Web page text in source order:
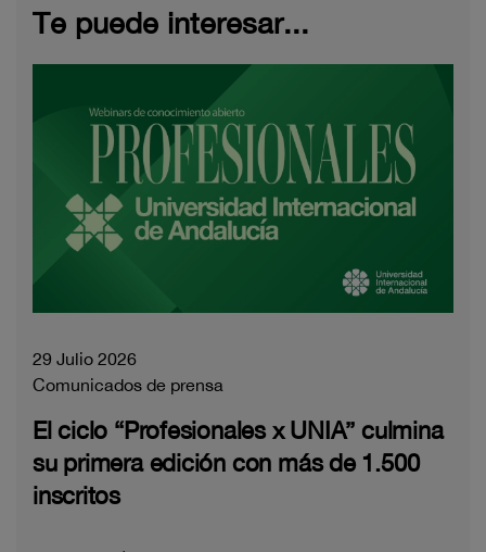
Te puede interesar...
29 Julio 2026
Comunicados de prensa
El ciclo “Profesionales x UNIA” culmina
su primera edición con más de 1.500
inscritos